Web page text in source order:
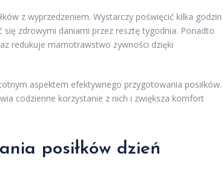
z wyprzedzeniem. Wystarczy poświęcić kilka godzin
zdrowymi daniami przez resztę tygodnia. Ponadto
redukuje marnotrawstwo żywności dzięki
aspektem efektywnego przygotowania posiłków.
codzienne korzystanie z nich i zwiększa komfort
posiłków dzień